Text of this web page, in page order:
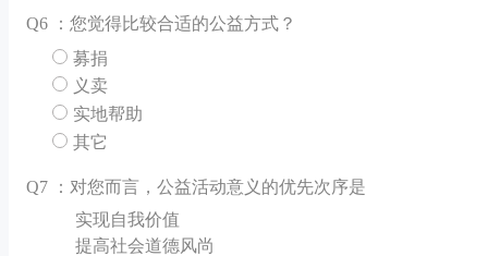
Q6 ：您觉得比较合适的公益方式？
募捐
义卖
实地帮助
其它
Q7 ：对您而言，公益活动意义的优先次序是
实现自我价值
提高社会道德风尚